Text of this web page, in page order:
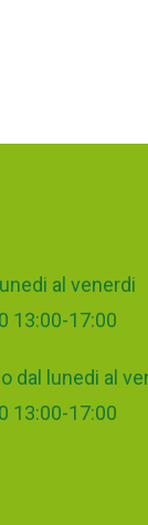
al venerdi
13:00-17:00
dal lunedi al
13:00-17:00